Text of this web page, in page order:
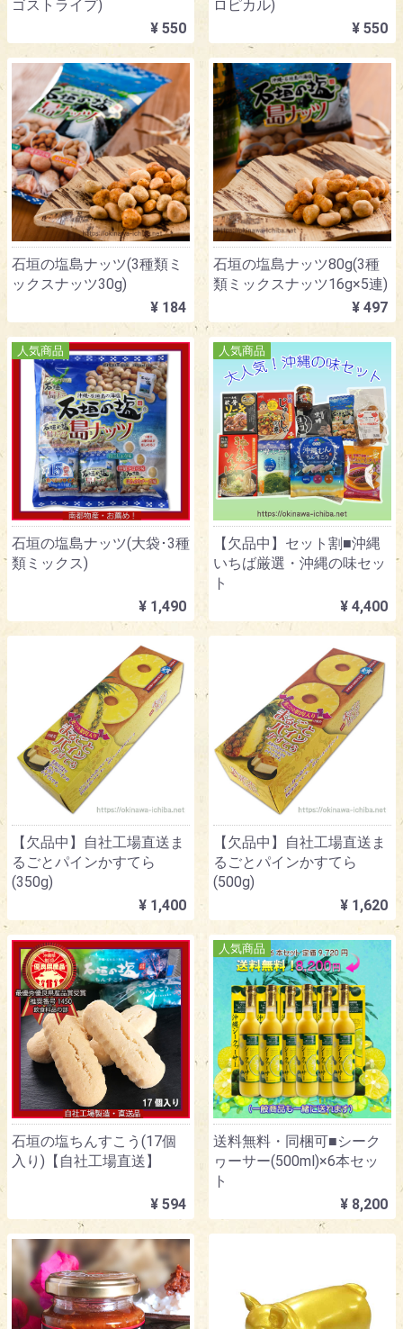
ゴストライプ)
¥ 550
ロピカル)
¥ 550
石垣の塩島ナッツ(3種類ミ
ックスナッツ30g)
¥ 184
石垣の塩島ナッツ80g(3種
類ミックスナッツ16g×5連)
¥ 497
人気商品
石垣の塩島ナッツ(大袋･3種
類ミックス)
¥ 1,490
人気商品
【欠品中】セット割■沖縄
いちば厳選・沖縄の味セッ
ト
¥ 4,400
【欠品中】自社工場直送ま
るごとパインかすてら
(350g)
¥ 1,400
【欠品中】自社工場直送ま
るごとパインかすてら
(500g)
¥ 1,620
石垣の塩ちんすこう(17個
入り)【自社工場直送】
¥ 594
人気商品
送料無料・同梱可■シーク
ヮーサー(500ml)×6本セッ
ト
¥ 8,200